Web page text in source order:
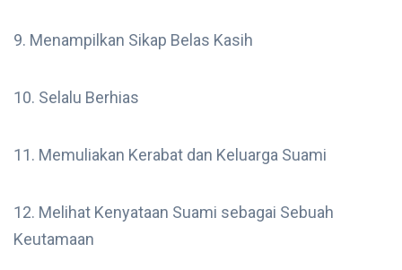
9. Menampilkan Sikap Belas Kasih
10. Selalu Berhias
11. Memuliakan Kerabat dan Keluarga Suami
12. Melihat Kenyataan Suami sebagai Sebuah
Keutamaan